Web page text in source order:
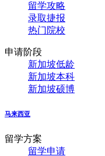
留学攻略
录取捷报
热门院校
申请阶段
新加坡低龄
新加坡本科
新加坡硕博
马来西亚
留学方案
留学申请